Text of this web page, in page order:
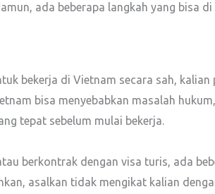
ada beberapa langkah yang bisa
bekerja di Vietnam secara sah,
bisa menyebabkan masalah
tepat sebelum mulai bekerja.
berkontrak dengan visa turis, ada
asalkan tidak mengikat kalian